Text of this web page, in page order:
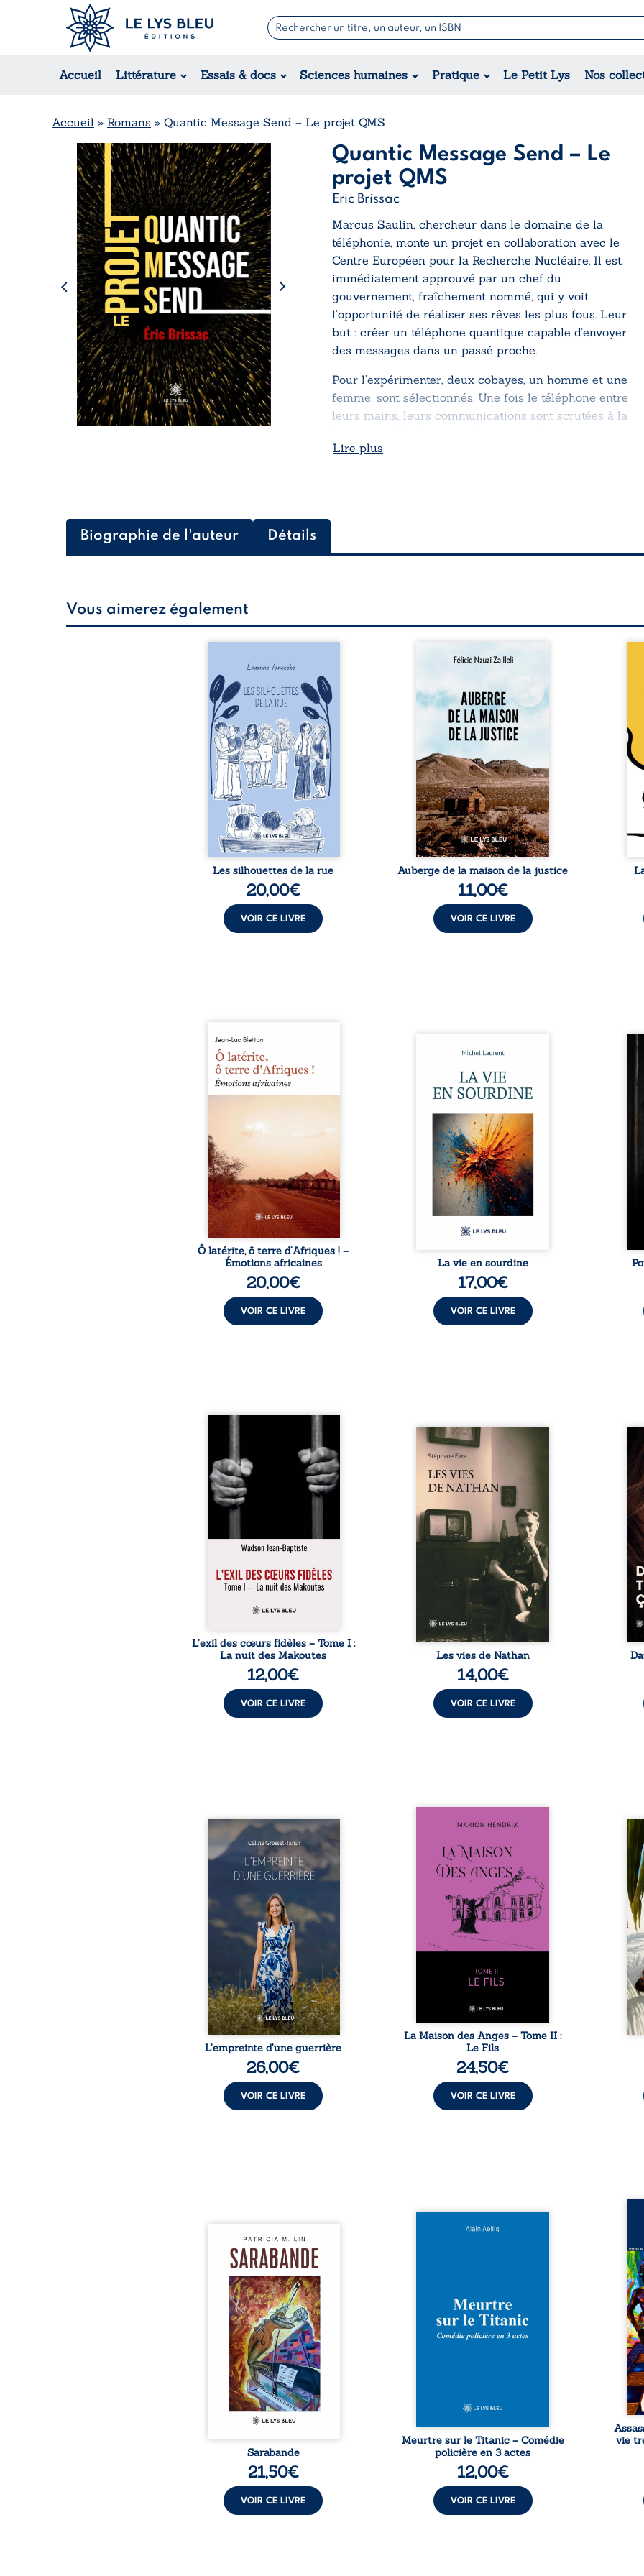
Accueil Littérature Essais & docs Sciences humaines Pratique Le Petit Lys Nos
Romans
Suspense / Thriller / Policier
Romance
Régional
Jeunesse
Théâtre
Accueil » Romans » Quantic Message Send – Le projet QMS
Quantic Message Send – Le
projet QMS
Eric Brissac
Marcus Saulin, chercheur dans le domaine de la
téléphonie, monte un projet en collaboration avec le
Centre Européen pour la Recherche Nucléaire. Il est
immédiatement approuvé par un chef du
gouvernement, fraîchement nommé, qui y voit
l’opportunité de réaliser ses rêves les plus fous. Leur
but : créer un téléphone quantique capable d’envoyer
des messages dans un passé proche.
Pour l’expérimenter, deux cobayes, un homme et une
femme, sont sélectionnés. Une fois le téléphone entre
leurs mains, leurs communications sont scrutées à la
Seulement, tout ne se passe pas comme prévu…
Lire plus
Biographie de l'auteur Détails
Vous aimerez également
donne la parole à six
personnages ordinaires,
traversés par des pensées, des
émotions et des silences qui
pourraient appartenir à
chacun de nous. À travers
leurs parcours, ce roman invite
à porter un regard différent
sur celles et ceux qui nous
entourent, à deviner ce qui se
cache derrière les apparences
et à s’ouvrir au fourmillement
sensible de notre ...
Les silhouettes de la rue
20,00€
VOIR CE LIVRE
Auberge de la maison de la
parcours exemplaire de Mbala
Zi Nkuaku Lema Félix.
Magistrat intègre, fervent
défenseur des droits humains
et de l’indépendance
judiciaire, il voit sa carrière de
trente-quatre ans brutalement
brisée par une révocation
arbitraire en 2009, plongeant
sa vie dans un chaos matériel
et moral. À ...
Auberge de la maison de la justice
11,00€
VOIR CE LIVRE
le
Ô latérite, ô terre d’Afriques !
est un hommage poétique et
authentique aux paysages, aux
rencontres et aux émotions
brutes d’un continent en
reconstruction, entre
souvenirs intimes – la pluie à
Namoungou, le baobab de
Zagtouli – aux portraits
marquants – Thomas Sankara,
Hamadoun Dicko, le Vieux
Biokou – l’auteur partage des
instantanés ...
Ô latérite, ô terre d’Afriques ! –
Émotions africaines
20,00€
VOIR CE LIVRE
Nina et Pierre se sont
presque par hasard, et se sont
aimés simplement, persuadés
que la présence de l’autre
suffirait. Ils mènent une
existence modeste, rythmée
par le travail, la fatigue et les
silences. La mort de la mère de
Nina, chez qui ils vivent,
fragilise un équilibre déjà
précaire. Puis vient la
naissance de leur enfant, et le
basculement. ...
La vie en sourdine
17,00€
VOIR CE LIVRE
la
ont
la
« Une nuit suffit parfois pour
briser une famille… mais
certaines fidélités traversent
les années. » Haïti, sous la
dictature des Duvalier. La peur
s’étend jusque dans les
villages les plus reculés. À
Bainet, Jean-Joël Joli mène une
existence paisible avec sa
famille. Chef de section
respecté, il refuse pourtant de
fermer les yeux sur l’injustice.
Mais, dans un ...
L’exil des cœurs fidèles – Tome I :
La nuit des Makoutes
12,00€
VOIR CE LIVRE
Les vies de Nathan est un
recueil de poésie né en trois
la première fois, Stéphane Ezra,
médium, a pu communiquer
avec son père, disparu depuis
plus de vingt ans et qu’il n’a
jamais connu. De ce dialogue
par-delà la mort naissent des
poèmes qui retracent une vie
marquée par la Seconde
Guerre mondiale, une identité
juive brisée, la guerre ...
Les vies de Nathan
14,00€
VOIR CE LIVRE
À
ce
Que reste-t-il de l’enfance
lorsque la maladie impose ses
propres règles ? L’empreinte
d’une guerrière livre, sans
détour, le récit d’un quotidien
bouleversé par la maladie
chronique, l’errance médicale
et de longues hospitalisations.
L’auteure y raconte ce que les
dossiers médicaux taisent : la
peur, l’isolement, l’épuisement
et le sentiment de ne pas ...
L’empreinte d’une guerrière
26,00€
VOIR CE LIVRE
Nous sommes en 1979, soit 15
patriarche Anatole-Eustache.
La famille devra affronter non
seulement un inconnu qui rôde
autour du domaine et dont
Firmin, le fidèle majordome,
redoute les visites, le passé
encombrant d’Anatole-
Eustache, la malédiction
familiale, mais aussi la toute-
puissance de Gauthier. Mais
comment dompter cet enfant
avant qu’il ...
La Maison des Anges – Tome II :
Le Fils
24,50€
VOIR CE LIVRE
Au
eux,
Aux chants crépitants de l’été,
Sous le silence ouaté de la
neige en hiver, Au cours de
nuits pâles, Dans la clarté
bienveillante de la lune, Rêves,
pensées, révoltes et espoirs…
Des mots s’assemblent, colorés,
rebelles aux règles de la
poésie, mais chantant en
rythme. Ils forment une
sarabande, passionnée souvent,
Sarabande
21,50€
VOIR CE LIVRE
Et si le naufrage n’avait pas
les profondeurs de l’Atlantique.
Sept décennies plus tard, la
découverte de l’épave fait
resurgir un secret que l’on
Meurtre sur le Titanic – Comédie
policière en 3 actes
12,00€
VOIR CE LIVRE
La
de
qui
vie